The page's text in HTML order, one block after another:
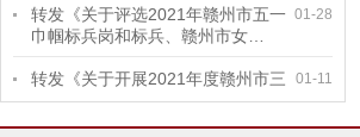
01-28
转发《关于评选2021年赣州市五一
巾帼标兵岗和标兵、赣州市女…
01-11
转发《关于开展2021年度赣州市三
八红旗手（集体）评选活动的…